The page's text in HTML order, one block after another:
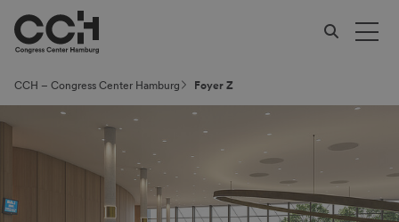
CCH – Congress Center Hamburg Foyer Z